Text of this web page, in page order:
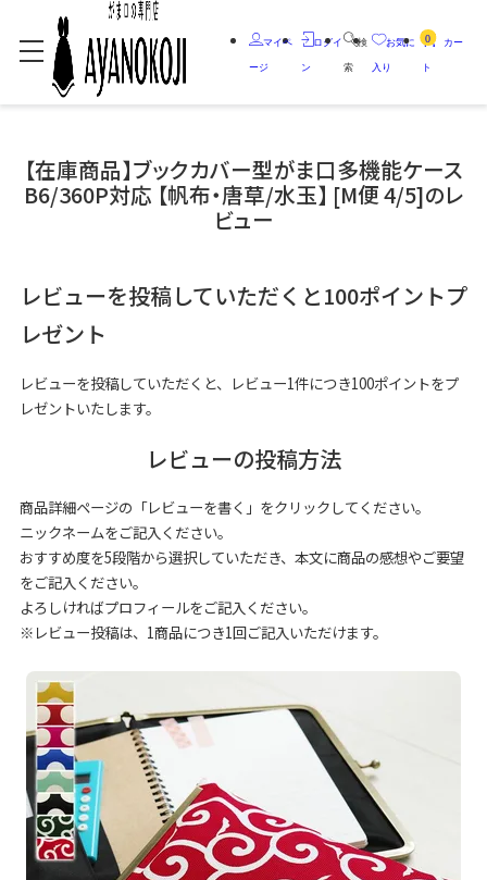
マイペ
ージ
ログイ
ン
検
索
お気に
入り
0 カー
ト
【在庫商品】ブックカバー型がま口多機能ケース
B6/360P対応 【帆布・唐草/水玉】 [M便 4/5]のレ
ビュー
レビューを投稿していただくと100ポイントプ
レゼント
レビューを投稿していただくと、レビュー1件につき100ポイントをプ
レゼントいたします。
レビューの投稿方法
商品詳細ページの「レビューを書く」をクリックしてください。
ニックネームをご記入ください。
おすすめ度を5段階から選択していただき、本文に商品の感想やご要望
をご記入ください。
よろしければプロフィールをご記入ください。
※レビュー投稿は、1商品につき1回ご記入いただけます。